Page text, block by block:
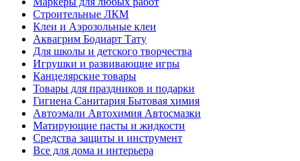
Строительные ЛКМ
Клеи и Аэрозольные клеи
Аквагрим Бодиарт Тату
Для школы и детского творчества
Игрушки и развивающие игры
Канцелярские товары
Товары для праздников и подарки
Гигиена Санитария Бытовая химия
Автоэмали Автохимия Автосмазки
Матирующие пасты и жидкости
Средства защиты и инструмент
Все для дома и интерьера